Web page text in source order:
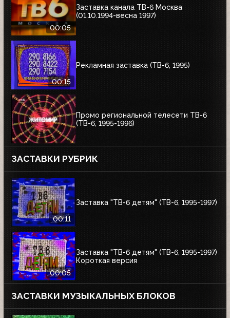
00:05
Заставка канала ТВ-6 Москва
(01.10.1994-весна 1997)
00:15
Рекламная заставка (ТВ-6, 1995)
Промо региональной телесети ТВ-6
(ТВ-6, 1995-1996)
ЗАСТАВКИ РУБРИК
00:11
Заставка "ТВ-6 детям" (ТВ-6, 1995-1997)
00:05
Заставка "ТВ-6 детям" (ТВ-6, 1995-1997)
Короткая версия
ЗАСТАВКИ МУЗЫКАЛЬНЫХ БЛОКОВ